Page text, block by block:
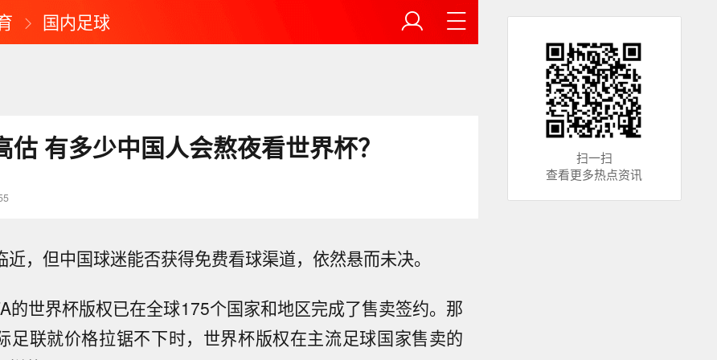
国内足球
估 有多少中国人会熬夜看世界杯？
近，但中国球迷能否获得免费看球渠道，依然悬而未决。
的世界杯版权已在全球175个国家和地区完成了售卖签约。那
足联就价格拉锯不下时，世界杯版权在主流足球国家售卖的
扫一扫
查看更多热点资讯